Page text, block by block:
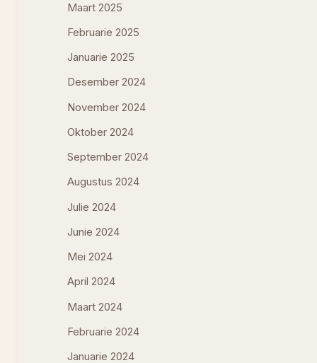
Maart 2025
Februarie 2025
Januarie 2025
Desember 2024
November 2024
Oktober 2024
September 2024
Augustus 2024
Julie 2024
Junie 2024
Mei 2024
April 2024
Maart 2024
Februarie 2024
Januarie 2024